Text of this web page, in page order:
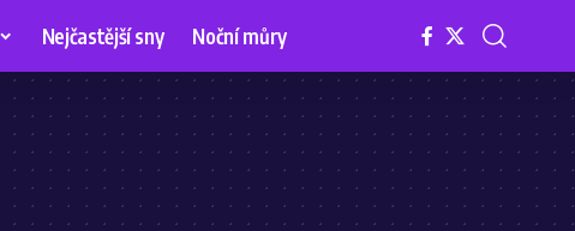
Nejčastější sny Noční můry